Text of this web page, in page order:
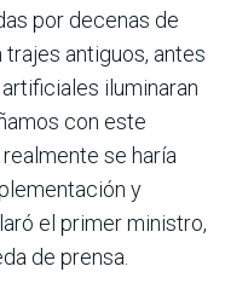
por decenas de
antiguos, antes
iluminaran
con este
se haría
y
el primer ministro,
de prensa.